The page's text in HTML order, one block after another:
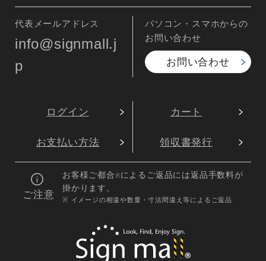
代表メールアドレス
info@signmall.j
p
パソコン・スマホからの
お問い合わせ
お問い合わせ
ログイン カート
お支払い方法 領収書発行
ご注意
お客様ご都合※によるご返品には返品手数料が
掛かります。
※ イメージの相違や数量・寸法間違え等によるご返品